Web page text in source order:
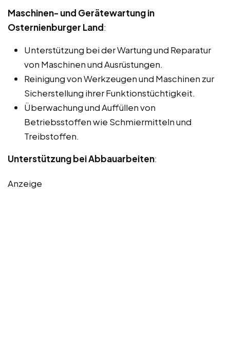
Maschinen- und Gerätewartung in
Osternienburger Land:
Unterstützung bei der Wartung und Reparatur
von Maschinen und Ausrüstungen.
Reinigung von Werkzeugen und Maschinen zur
Sicherstellung ihrer Funktionstüchtigkeit.
Überwachung und Auffüllen von
Betriebsstoffen wie Schmiermitteln und
Treibstoffen.
Unterstützung bei Abbauarbeiten:
Anzeige